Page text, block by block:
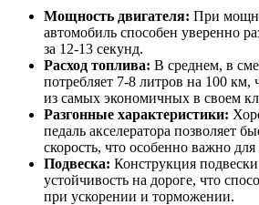
Мощность двигателя: При
автомобиль способен уверенно
за 12-13 секунд.
Расход топлива: В среднем, в
потребляет 7-8 литров на 100 км,
из самых экономичных в своем
Разгонные характеристики:
педаль акселератора позволяет
скорость, что особенно важно для
Подвеска: Конструкция
устойчивость на дороге, что
при ускорении и торможении.